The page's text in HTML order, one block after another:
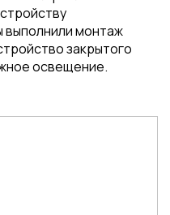
выполнили монтаж
закрытого
освещение.